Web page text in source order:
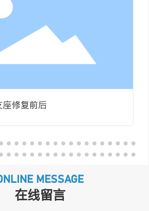
修复前后
MESSAGE
在线留言